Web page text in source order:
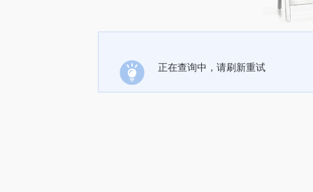
正在查询中，请刷新重试